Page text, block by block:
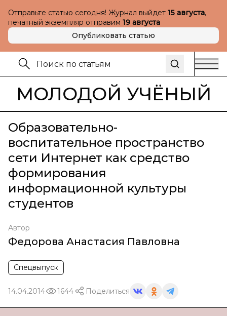
Отправьте статью сегодня! Журнал выйдет 15 августа,
печатный экземпляр отправим 19 августа
Опубликовать статью
МОЛОДОЙ УЧЁНЫЙ
Образовательно-
воспитательное пространство
сети Интернет как средство
формирования
информационной культуры
студентов
Автор
Федорова Анастасия Павловна
Спецвыпуск
14.04.2014 1644 Поделиться